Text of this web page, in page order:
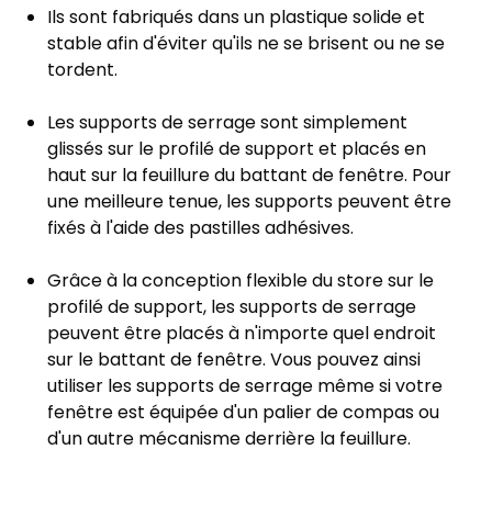
Ils sont fabriqués dans un plastique solide et
stable afin d'éviter qu'ils ne se brisent ou ne se
tordent.
Les supports de serrage sont simplement
glissés sur le profilé de support et placés en
haut sur la feuillure du battant de fenêtre. Pour
une meilleure tenue, les supports peuvent être
fixés à l'aide des pastilles adhésives.
Grâce à la conception flexible du store sur le
profilé de support, les supports de serrage
peuvent être placés à n'importe quel endroit
sur le battant de fenêtre. Vous pouvez ainsi
utiliser les supports de serrage même si votre
fenêtre est équipée d'un palier de compas ou
d'un autre mécanisme derrière la feuillure.